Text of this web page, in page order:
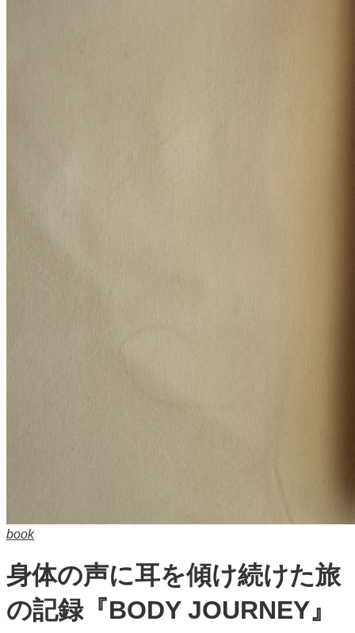
book
身体の声に耳を傾け続けた旅
の記録『BODY JOURNEY』